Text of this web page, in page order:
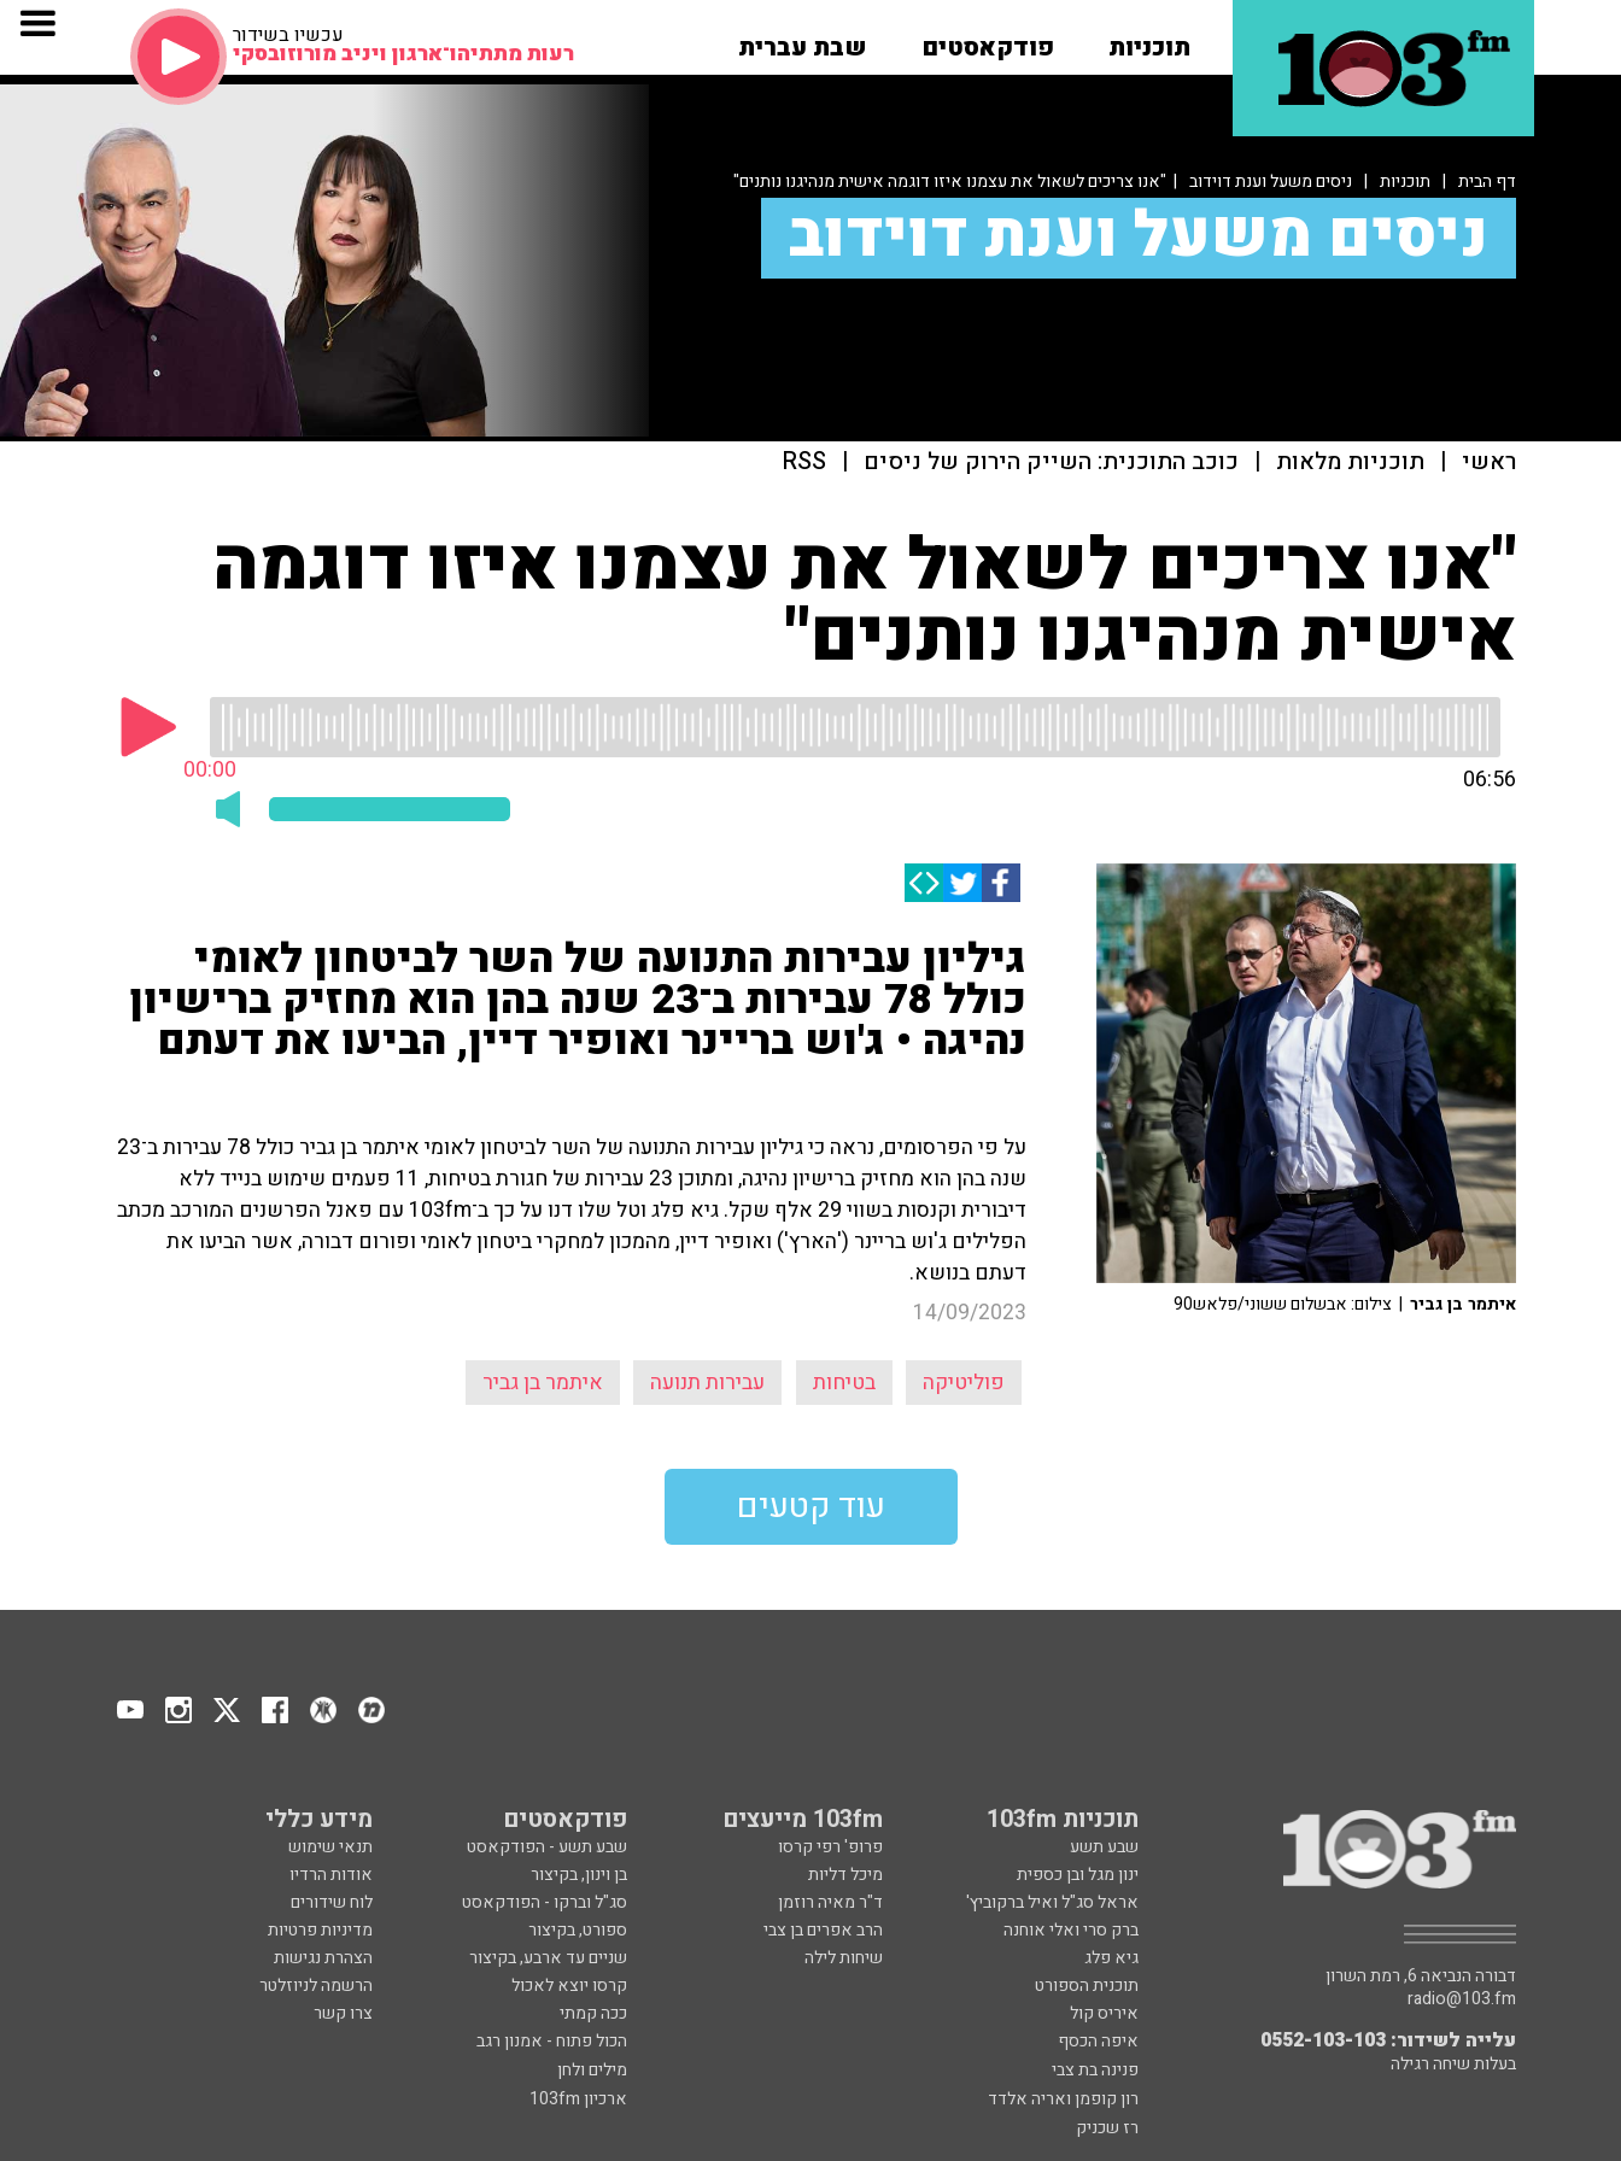
תוכניות פודקאסטים שבת עברית עכשיו בשידור
רעות מתתיהו־ארגון ויניב מורוזובסקי
דף הבית | תוכניות | ניסים משעל וענת דוידוב | "אנו צריכים לשאול את עצמנו איזו דוגמה אישית מנהיגנו נותנים"
ניסים משעל וענת דוידוב
ראשי | תוכניות מלאות | כוכב התוכנית: השייק הירוק של ניסים |
RSS
"אנו צריכים לשאול את עצמנו איזו דוגמה
אישית מנהיגנו נותנים"
00:00 06:56
גיליון עבירות התנועה של השר לביטחון לאומי
כולל 78 עבירות ב־23 שנה בהן הוא מחזיק ברישיון
נהיגה • ג'וש בריינר ואופיר דיין, הביעו את דעתם
על פי הפרסומים, נראה כי גיליון עבירות התנועה של השר לביטחון לאומי איתמר בן גביר כולל 78 עבירות ב־23
שנה בהן הוא מחזיק ברישיון נהיגה, ומתוכן 23 עבירות של חגורת בטיחות, 11 פעמים שימוש בנייד ללא
דיבורית וקנסות בשווי 29 אלף שקל. גיא פלג וטל שלו דנו על כך ב־103fm עם פאנל הפרשנים המורכב מכתב
הפלילים ג'וש בריינר ('הארץ') ואופיר דיין, מהמכון למחקרי ביטחון לאומי ופורום דבורה, אשר הביעו את
דעתם בנושא.
14/09/2023
פוליטיקה בטיחות עבירות תנועה איתמר בן גביר
איתמר בן גביר | צילום: אבשלום ששוני/פלאש90
עוד קטעים
תוכניות 103fm 103fm מייעצים פודקאסטים מידע כללי
שבע תשע פרופ' רפי קרסו שבע תשע - הפודקאסט
תנאי שימוש
ינון מגל ובן כספית
מיכל דליות בן וינון, בקיצור
אודות הרדיו
אראל סג"ל ואיל ברקוביץ'
ד"ר מאיה רוזמן סג"ל וברקו - הפודקאסט
לוח שידורים
ברק סרי ואלי אוחנה
הרב אפרים בן צבי ספורט, בקיצור
מדיניות פרטיות
גיא פלג
שיחות לילה שניים עד ארבע, בקיצור
הצהרת נגישות
תוכנית הספורט
קרסו יוצא לאכול
הרשמה לניוזלטר
איריס קול
ככה קמתי
צרו קשר
איפה הכסף
הכול פתוח - אמנון רגב
פנינה בת צבי
מילים ולחן
רון קופמן ואריה אלדד
ארכיון 103fm
רז שכניק
דבורה הנביאה 6, רמת השרון
radio@103.fm
עלייה לשידור: 0552-103-103
בעלות שיחה רגילה